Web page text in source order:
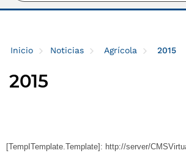
Inicio Noticias Agrícola 2015
2015
[TempITemplate.Template]: http://server/